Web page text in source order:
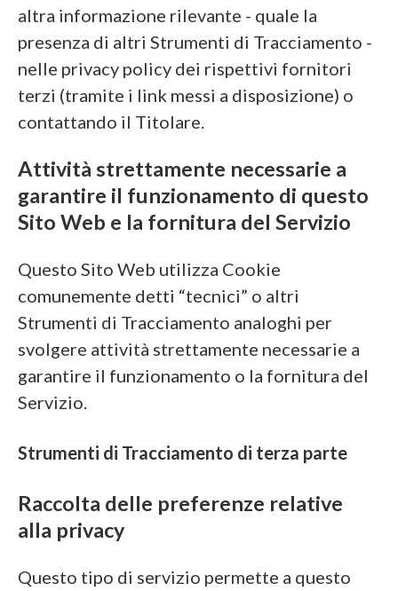
altra informazione rilevante - quale la
presenza di altri Strumenti di Tracciamento -
nelle privacy policy dei rispettivi fornitori
terzi (tramite i link messi a disposizione) o
contattando il Titolare.
Attività strettamente necessarie a
garantire il funzionamento di questo
Sito Web e la fornitura del Servizio
Questo Sito Web utilizza Cookie
comunemente detti “tecnici” o altri
Strumenti di Tracciamento analoghi per
svolgere attività strettamente necessarie a
garantire il funzionamento o la fornitura del
Servizio.
Strumenti di Tracciamento di terza parte
Raccolta delle preferenze relative
alla privacy
Questo tipo di servizio permette a questo